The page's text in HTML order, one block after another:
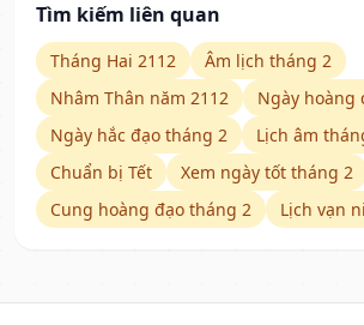
Tìm kiếm liên quan
Tháng Hai 2112
Âm lịch tháng 2
Nhâm Thân năm 2112
Ngày hoàng
Ngày hắc đạo tháng 2
Lịch âm
Chuẩn bị Tết
Xem ngày tốt tháng 2
Cung hoàng đạo tháng 2
Lịch vạn